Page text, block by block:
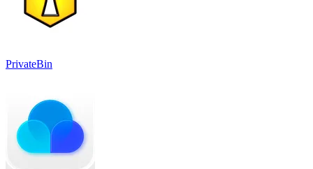
PrivateBin